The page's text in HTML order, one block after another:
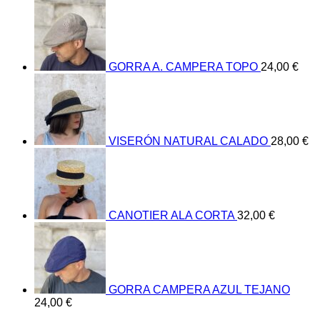
GORRA A. CAMPERA TOPO 24,00 €
VISERÓN NATURAL CALADO 28,00 €
CANOTIER ALA CORTA 32,00 €
GORRA CAMPERA AZUL TEJANO
24,00 €